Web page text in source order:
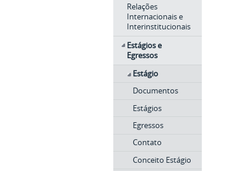
Relações
Internacionais e
Interinstitucionais
Estágios e
Egressos
Estágio
Documentos
Estágios
Egressos
Contato
Conceito Estágio